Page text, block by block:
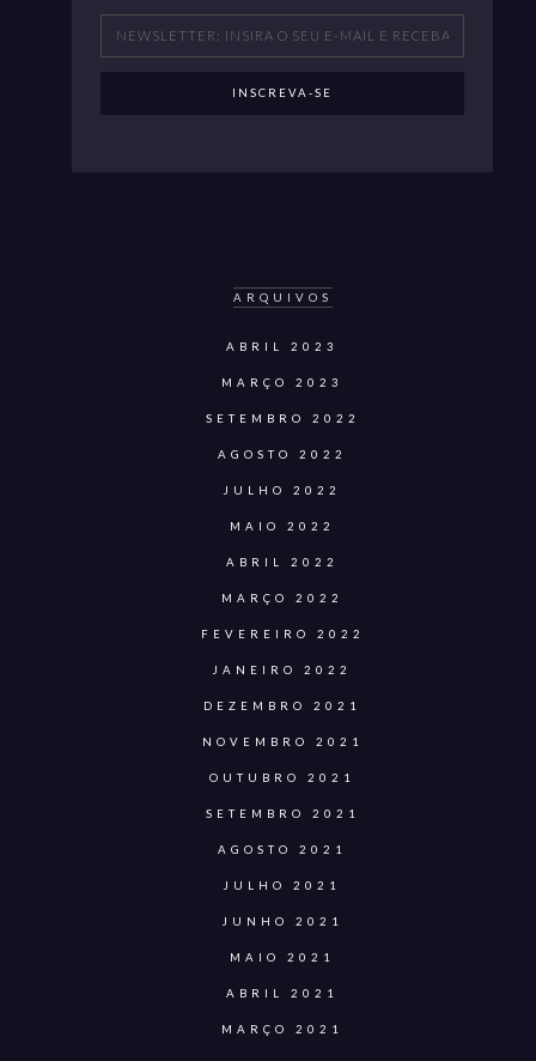
ARQUIVOS
ABRIL 2023
MARÇO 2023
SETEMBRO 2022
AGOSTO 2022
JULHO 2022
MAIO 2022
ABRIL 2022
MARÇO 2022
FEVEREIRO 2022
JANEIRO 2022
DEZEMBRO 2021
NOVEMBRO 2021
OUTUBRO 2021
SETEMBRO 2021
AGOSTO 2021
JULHO 2021
JUNHO 2021
MAIO 2021
ABRIL 2021
MARÇO 2021